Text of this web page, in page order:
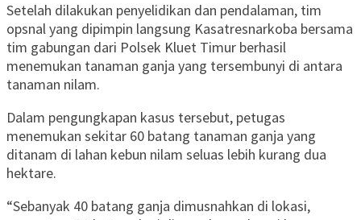
Setelah dilakukan penyelidikan dan pendalaman, tim
opsnal yang dipimpin langsung Kasatresnarkoba bersama
tim gabungan dari Polsek Kluet Timur berhasil
menemukan tanaman ganja yang tersembunyi di antara
tanaman nilam.
Dalam pengungkapan kasus tersebut, petugas
menemukan sekitar 60 batang tanaman ganja yang
ditanam di lahan kebun nilam seluas lebih kurang dua
hektare.
“Sebanyak 40 batang ganja dimusnahkan di lokasi,